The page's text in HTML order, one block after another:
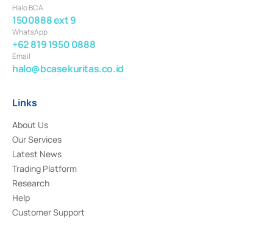
Halo BCA
1500888 ext 9
WhatsApp
+62 819 1950 0888
Email
halo@bcasekuritas.co.id
Links
About Us
Our Services
Latest News
Trading Platform
Research
Help
Customer Support